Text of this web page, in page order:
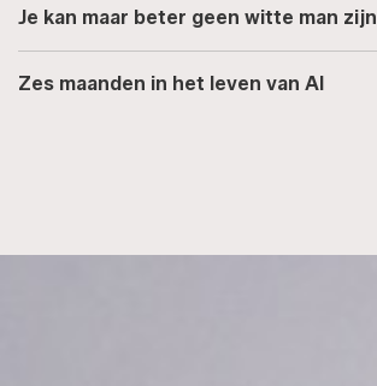
Je kan maar beter geen witte man zijn
Zes maanden in het leven van AI